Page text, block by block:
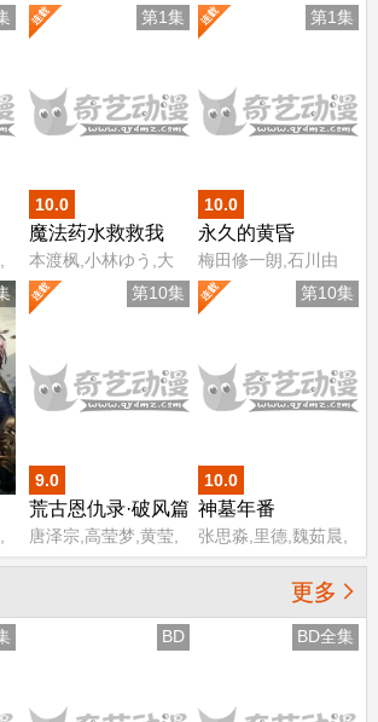
10.0
第1集
魔法药水救救我
本渡枫,小林ゆう,大
塚刚央,花井美春,森
山由梨佳
10.0
第1集
永久的黄昏
梅田修一朗,石川由
依,茅野爱衣,富田美
忧,泽城美雪,楠木灯,
小清水亚美,河濑茉
希,白石晴香,稻田彻,
9.0
第10集
荒古恩仇录·破风篇
唐泽宗,高莹梦,黄莹,
王晶,杜栓,罗文驰,唐
钰,李潇,苏倩芸,谈维
昊,励达
10.0
第10集
神墓年番
张思淼,里德,魏茹晨,
更多
BD BD全集